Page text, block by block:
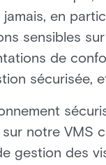
en
sensibles
de
sécurisée,
notre VMS
gestion des